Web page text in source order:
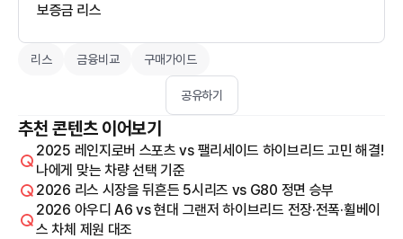
보증금 리스
리스 금융비교 구매가이드
공유하기
추천 콘텐츠 이어보기
2025 레인지로버 스포츠 vs 팰리세이드 하이브리드 고민 해결!
나에게 맞는 차량 선택 기준
2026 리스 시장을 뒤흔든 5시리즈 vs G80 정면 승부
2026 아우디 A6 vs 현대 그랜저 하이브리드 전장·전폭·휠베이
스 차체 제원 대조